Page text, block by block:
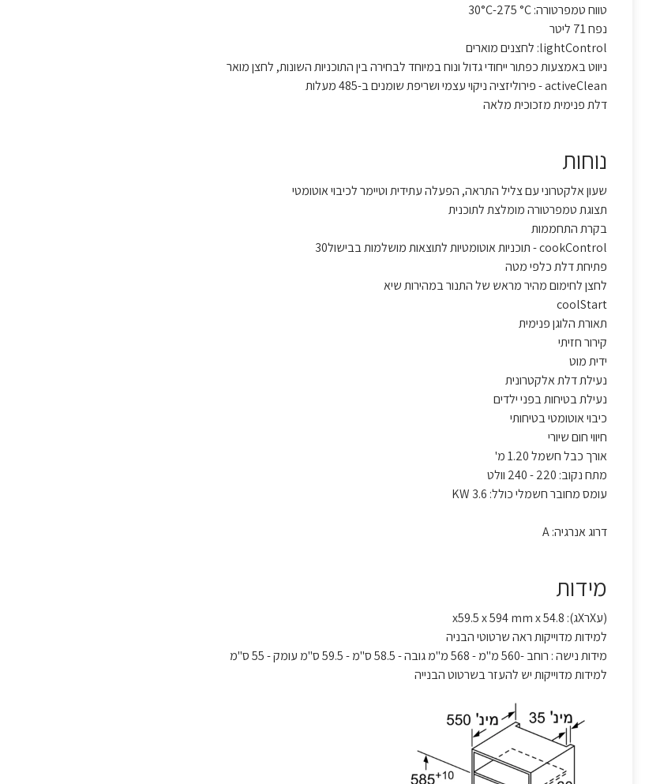
טווח טמפרטורה: 30°C-275 °C
נפח 71 ליטר
lightControl: לחצנים מוארים
ניווט באמצעות כפתור ייחודי גדול ונוח במיוחד לבחירה בין התוכניות השונות, לחצן מואר
activeClean - פירוליזציה ניקוי עצמי ושריפת שומנים ב-485 מעלות
דלת פנימית מזכוכית מלאה
נוחות
שעון אלקטרוני עם צליל התראה, הפעלה עתידית וטיימר לכיבוי אוטומטי
תצוגת טמפרטורה מומלצת לתוכנית
בקרת התחממות
cookControl - תוכניות אוטומטיות לתוצאות מושלמות בבישול30
פתיחת דלת כלפי מטה
לחצן לחימום מהיר מראש של התנור במהירות שיא
coolStart
תאורת הלוגן פנימית
קירור חזיתי
ידית מוט
נעילת דלת אלקטרונית
נעילת בטיחות בפני ילדים
כיבוי אוטומטי בטיחותי
חיווי חום שיורי
אורך כבל חשמל 1.20 מ'
מתח נקוב: 220 - 240 וולט
עומס מחובר חשמלי כולל: 3.6 KW
דרוג אנרגיה: A
מידות
(עXרXג): x59.5 x 594 mm x 54.8
למידות מדוייקות ראה שרטוטי הבניה
מידות נישה : רוחב -560 מ"מ - 568 מ"מ גובה - 58.5 ס"מ - 59.5 ס"מ עומק - 55 ס"מ
למידות מדוייקות יש להעזר בשרטוט הבנייה